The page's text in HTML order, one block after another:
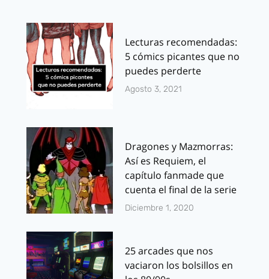
Lecturas recomendadas:
5 cómics picantes que no
puedes perderte
Agosto 3, 2021
Dragones y Mazmorras:
Así es Requiem, el
capítulo fanmade que
cuenta el final de la serie
Diciembre 1, 2020
25 arcades que nos
vaciaron los bolsillos en